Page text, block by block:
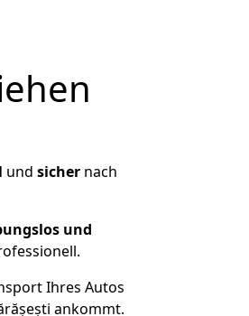
und sichernach
und
Ihres Autos
ankommt.